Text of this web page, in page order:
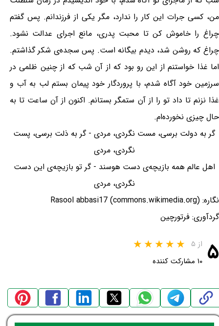
من، کسی جرات این کار را ندارد، مگر یکی از فرزندانم. پس گفتم
چراغ را خاموش کن تا محبت پدری، مانع اجرای عدالت نشود.
چراغ که روشن شد، دیدم بیگانه است. پس سجده‌ی شکر گذاشتم.
اما غذا خواستنم از این رو بود که از آن شب که از چنین ظلمی در
سرزمین خود آگاه شدم، با پروردگار خود پیمان بستم لب به آب و
غذا نزنم تا داد تو را از آن ستمگر بستانم. اکنون از آن ساعت تا به
حال چیزی نخورده‌ام.
گر به دولت برسی، مست نگردی، مردی - گر به ذلت برسی، پست
نگردی، مردی
اهل عالم همه بازیچه‌ی دست هوسند - گر تو بازیچه‌ی این دست
نگردی، مردی
نگاره: Rasool abbasi17 (commons.wikimedia.org)
گردآوری: فرتورچین
۵ از ۵
۱۰ مشارکت کننده